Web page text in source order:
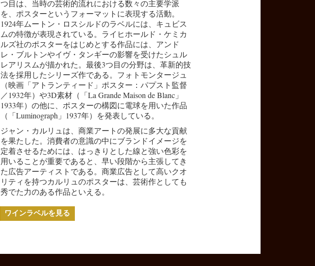
つ目は、当時の芸術的流れにおける数々の主要学派
を、ポスターというフォーマットに表現する活動。
1924年ムートン・ロスシルドのラベルには、キュビス
ムの特徴が表現されている。ライヒホールド・ケミカ
ルズ社のポスターをはじめとする作品には、アンド
レ・ブルトンやイヴ・タンギーの影響を受けたシュル
レアリスムが描かれた。最後3つ目の分野は、革新的技
法を採用したシリーズ作である。フォトモンタージュ
（映画「アトランティード」ポスター：パプスト監督
／1932年）や3D素材（「La Grande Maison de Blanc」
1933年）の他に、ポスターの構図に電球を用いた作品
（「Luminograph」1937年）を発表している。
ジャン・カルリュは、商業アートの発展に多大な貢献
を果たした。消費者の意識の中にブランドイメージを
定着させるためには、はっきりとした線と強い色彩を
用いることが重要であると、早い段階から主張してき
た広告アーティストである。商業広告として高いクオ
リティを持つカルリュのポスターは、芸術作としても
秀でた力のある作品といえる。
ワインラベルを見る